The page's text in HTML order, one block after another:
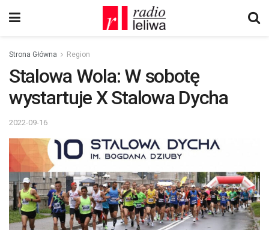
Strona Główna Region
Stalowa Wola: W sobotę
wystartuje X Stalowa Dycha
2022-09-16